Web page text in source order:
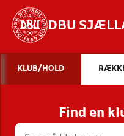
DBU
STILLINGER,
KLUB/HOLD
Find en